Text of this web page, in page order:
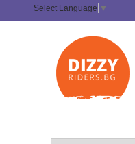
Select Language ▼